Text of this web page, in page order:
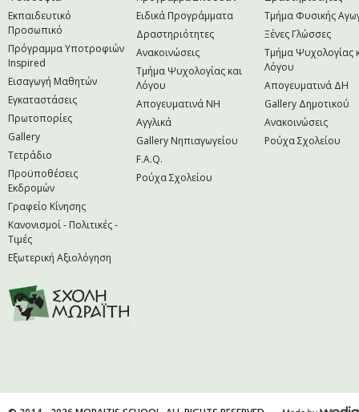
Εκπαιδευτικό
Προσωπικό
Πρόγραμμα Υποτροφιών
Inspired
Εισαγωγή Μαθητών
Εγκαταστάσεις
Πρωτοπορίες
Gallery
Τετράδιο
Προϋποθέσεις
Εκδρομών
Γραφείο Κίνησης
Κανονισμοί - Πολιτικές -
Τιμές
Εξωτερική Αξιολόγηση
Ειδικά Προγράμματα
Δραστηριότητες
Ανακοινώσεις
Τμήμα Ψυχολογίας και
Λόγου
Απογευματινά NH
Αγγλικά
Gallery Νηπιαγωγείου
F.A.Q.
Ρούχα Σχολείου
Τμήμα Φυσικής
Ξένες Γλώσσες
Τμήμα Ψυχολογίας
Λόγου
Απογευματινά ΔΗ
Gallery Δημοτικού
Ανακοινώσεις
Ρούχα Σχολείου